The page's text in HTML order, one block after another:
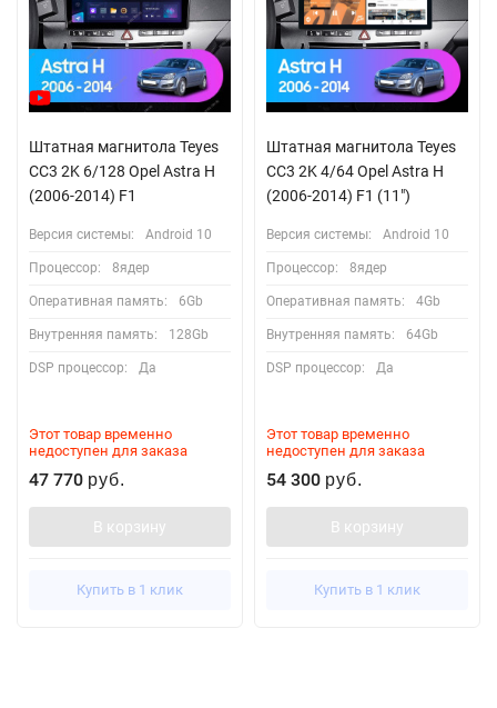
Штатная магнитола Teyes
CC3 2K 6/128 Opel Astra H
(2006-2014) F1
Версия системы: Android 10
Процессор: 8ядер
Оперативная память: 6Gb
Внутренняя память: 128Gb
DSP процессор: Да
Этот товар временно
недоступен для заказа
47 770 руб.
В корзину
Купить в 1 клик
Штатная магнитола Teyes
CC3 2K 4/64 Opel Astra H
(2006-2014) F1 (11")
Версия системы: Android 10
Процессор: 8ядер
Оперативная память: 4Gb
Внутренняя память: 64Gb
DSP процессор: Да
Этот товар временно
недоступен для заказа
54 300 руб.
В корзину
Купить в 1 клик